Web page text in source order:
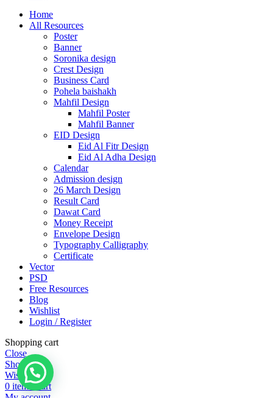
Home
All Resources
Poster
Banner
Soronika design
Crest Design
Business Card
Pohela baishakh
Mahfil Design
Mahfil Poster
Mahfil Banner
EID Design
Eid Al Fitr Design
Eid Al Adha Design
Calendar
Admission design
26 March Design
Result Card
Dawat Card
Money Receipt
Envelope Design
Typography Calligraphy
Certificate
Vector
PSD
Free Resources
Blog
Wishlist
Login / Register
Shopping cart
Close
Shop
Wishlist
0 items Cart